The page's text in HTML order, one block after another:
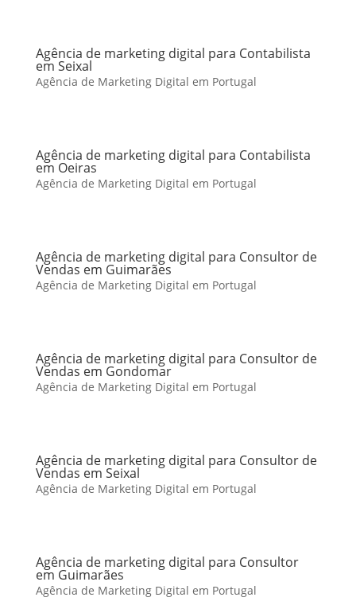
Agência de marketing digital para Contabilista
em Seixal
Agência de Marketing Digital em Portugal
Agência de marketing digital para Contabilista
em Oeiras
Agência de Marketing Digital em Portugal
Agência de marketing digital para Consultor de
Vendas em Guimarães
Agência de Marketing Digital em Portugal
Agência de marketing digital para Consultor de
Vendas em Gondomar
Agência de Marketing Digital em Portugal
Agência de marketing digital para Consultor de
Vendas em Seixal
Agência de Marketing Digital em Portugal
Agência de marketing digital para Consultor
em Guimarães
Agência de Marketing Digital em Portugal